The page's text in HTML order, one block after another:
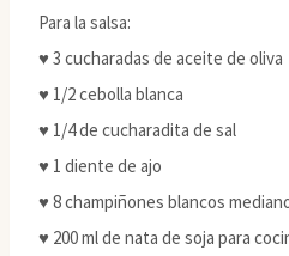
Para la salsa:
♥ 3 cucharadas de aceite de oliva
♥ 1/2 cebolla blanca
♥ 1/4 de cucharadita de sal
♥ 1 diente de ajo
♥ 8 champiñones blancos
♥ 200 ml de nata de soja para